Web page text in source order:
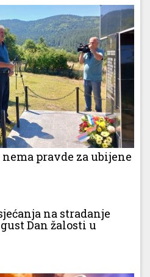
pravde za ubijene
na stradanje
Dan žalosti u